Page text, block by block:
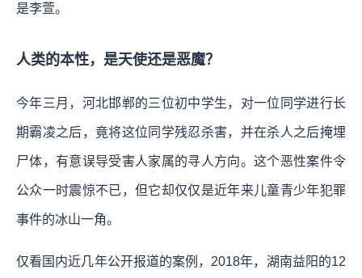
是李萱。
人类的本性，是天使还是恶魔？
今年三月，河北邯郸的三位初中学生，对一位同学进行长
期霸凌之后，竟将这位同学残忍杀害，并在杀人之后掩埋
尸体，有意误导受害人家属的寻人方向。这个恶性案件令
公众一时震惊不已，但它却仅仅是近年来儿童青少年犯罪
事件的冰山一角。
仅看国内近几年公开报道的案例，2018年，湖南益阳的12